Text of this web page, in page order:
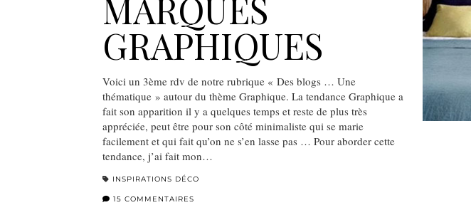
MARQUES
GRAPHIQUES
Voici un 3ème rdv de notre rubrique « Des blogs … Une
thématique » autour du thème Graphique. La tendance Graphique a
fait son apparition il y a quelques temps et reste de plus très
appréciée, peut être pour son côté minimaliste qui se marie
facilement et qui fait qu’on ne s’en lasse pas … Pour aborder cette
tendance, j’ai fait mon…
INSPIRATIONS DÉCO
15 COMMENTAIRES